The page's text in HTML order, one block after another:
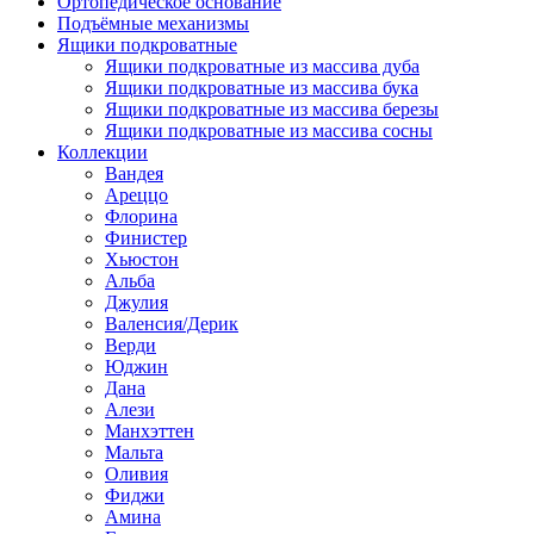
Подъёмные механизмы
Ящики подкроватные
Ящики подкроватные из массива дуба
Ящики подкроватные из массива бука
Ящики подкроватные из массива березы
Ящики подкроватные из массива сосны
Коллекции
Вандея
Ареццо
Флорина
Финистер
Хьюстон
Альба
Джулия
Валенсия/Дерик
Верди
Юджин
Дана
Алези
Манхэттен
Мальта
Оливия
Фиджи
Амина